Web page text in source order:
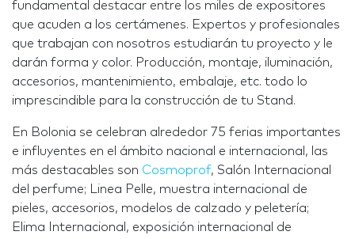
fundamental destacar entre los miles de expositores
que acuden a los certámenes. Expertos y profesionales
que trabajan con nosotros estudiarán tu proyecto y le
darán forma y color. Producción, montaje, iluminación,
accesorios, mantenimiento, embalaje, etc. todo lo
imprescindible para la construcción de tu Stand.
En Bolonia se celebran alrededor 75 ferias importantes
e influyentes en el ámbito nacional e internacional, las
más destacables son Cosmoprof, Salón Internacional
del perfume; Linea Pelle, muestra internacional de
pieles, accesorios, modelos de calzado y peletería;
Elima Internacional, exposición internacional de